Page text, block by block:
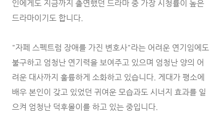
인에게도 지금까지 출연했던 드라마 중 가장 시청률이 높은
드라마이기도 합니다.
"자페 스펙트럼 장애를 가진 변호사"라는 어려운 연기임에도
불구하고 엄청난 연기력을 보여주고 있으며 엄청난 양의 어
려운 대사까지 훌륭하게 소화하고 있습니다. 게대가 평소에
배우 본인이 갖고 있었던 귀여운 모습과도 시너지 효과를 일
으켜 엄청난 덕후몰이를 하고 있는 중입니다.